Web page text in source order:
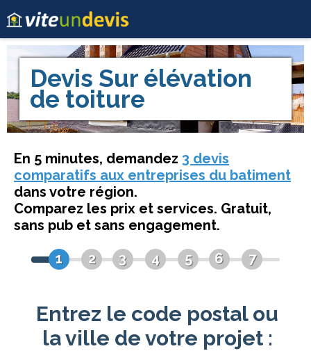
Devis Sur élévation
de toiture
En 5 minutes, demandez 3 devis
comparatifs aux entreprises du batiment
dans votre région.
Comparez les prix et services. Gratuit,
sans pub et sans engagement.
1
2 3 4 5 6 7
Entrez le code postal ou
la ville de votre projet :